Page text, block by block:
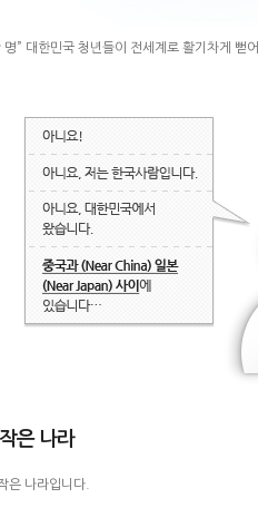
” 대한민국 청년들이 전세계로 활기차게 뻗
은 나라
은 나라입니다.